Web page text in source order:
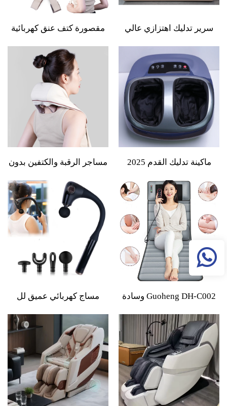
سرير تدليك اهتزازي عالي
بالكامل مع تحكم كهربائي
بشاشة تعمل باللمس لتوفير
تخفيف للألم
مقصورة كتف عنق كهربائية
عميق تخفيف الآلام في
الأنسجة العميقة
ماكينة تدليك القدم 2025
تحت الحمراء واهتزاز وهواء
مضغوط وتدليك عميق
ومساج شياتسو
مساجر الرقبة والكتفين بدون
والتقبيل ثلاثي الأبعاد - وسادة
تدليك شياتسو للظهر
والأرجل
Guoheng DH-C002 وسادة
وسادة قطنية رياضية للتدليك
بالهواء المضغوط مع وظيفة
التسخين
مساج كهربائي عميق لل
ومقبض منحني للظهر مع 4
رؤوس تدليك قابلة للتعديل
شدة التدليك مطرقة تدليك